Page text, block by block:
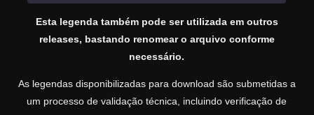
Esta legenda também pode ser utilizada em outros
releases, bastando renomear o arquivo conforme
necessário.
As legendas disponibilizadas para download são submetidas a
um processo de validação técnica, incluindo verificação de